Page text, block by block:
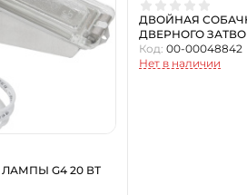
G4 20 ВТ
ДВОЙНАЯ
ДВЕРНОГО
Код: 00-00048842
Нет в наличии